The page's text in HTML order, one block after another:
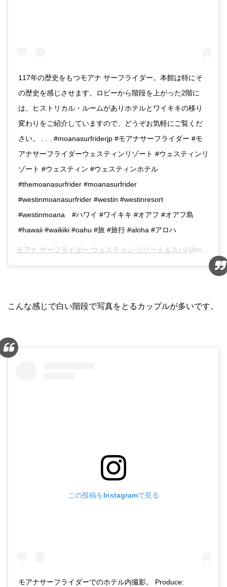
117年の歴史をもつモアナ サーフライダー。本館は特にそ
の歴史を感じさせます。ロビーから階段を上がった2階に
は、ヒストリカル・ルームがありホテルとワイキキの移り
変わりをご紹介していますので、どうぞお気軽にご覧くだ
さい。 . . . #moanasurfriderjp #モアナサーフライダー #モ
アナサーフライダーウェスティンリゾート #ウェスティンリ
ゾート #ウェスティン #ウェスティンホテル
#themoanasurfrider #moanasurfrider
#westinmoanasurfrider #westin #westinresort
#westinmoana #ハワイ #ワイキキ #オアフ #オアフ島
#hawaii #waikiki #oahu #旅 #旅行 #aloha #アロハ
モアナ サーフライダー ウェスティン リゾート＆スパ(@moanasurfriderjp)がシェアした投稿 -
こんな感じで白い階段で写真をとるカップルが多いです。
この投稿をInstagramで見る
モアナサーフライダーでのホテル内撮影。 Produce: